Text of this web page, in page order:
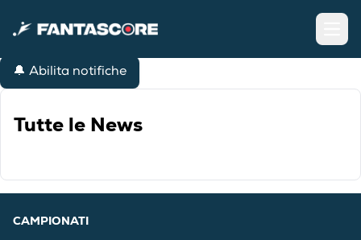
🔔 Abilita notifiche
Tutte le News
CAMPIONATI